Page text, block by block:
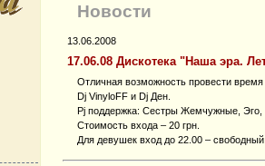
Новости
13.06.2008
17.06.08 Дискотека "Наша эра.
Отличная возможность провести
Dj VinyloFF и Dj Ден.
Pj поддержка: Сестры Жемчужные, Эго,
Стоимость входа – 20 грн.
Для девушек вход до 22.00 – свободный